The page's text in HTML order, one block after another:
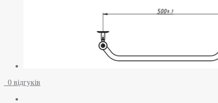
0 відгуків